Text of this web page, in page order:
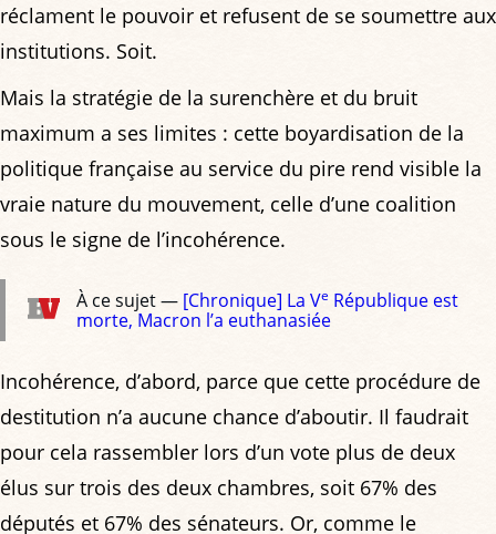
réclament le pouvoir et refusent de se soumettre aux
institutions. Soit.
Mais la stratégie de la surenchère et du bruit
maximum a ses limites : cette boyardisation de la
politique française au service du pire rend visible la
vraie nature du mouvement, celle d’une coalition
sous le signe de l’incohérence.
À ce sujet — [Chronique] La Ve République est
morte, Macron l’a euthanasiée
Incohérence, d’abord, parce que cette procédure de
destitution n’a aucune chance d’aboutir. Il faudrait
pour cela rassembler lors d’un vote plus de deux
élus sur trois des deux chambres, soit 67% des
députés et 67% des sénateurs. Or, comme le